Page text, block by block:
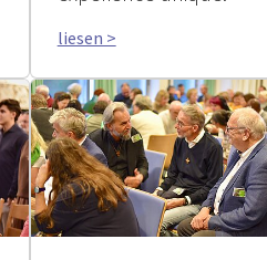
liesen >